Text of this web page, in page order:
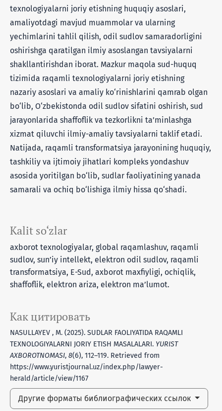
Kalit so‘zlar
axborot texnologiyalar, global raqamlashuv, raqamli
sudlov, sun’iy intellekt, elektron odil sudlov, raqamli
transformatsiya, E-Sud, axborot maxfiyligi, ochiqlik,
shaffoflik, elektron ariza, elektron ma’lumot.
Как цитировать
NASULLAYEV , M. (2025). SUDLAR FAOLIYATIDA RAQAMLI
TEXNOLOGIYALARNI JORIY ETISH MASALALARI. YURIST
AXBOROTNOMASI, 8(6), 112–119. Retrieved from
https://www.yuristjournal.uz/index.php/lawyer-
herald/article/view/1167
Другие форматы библиографических ссылок
texnologiyalarni joriy etishning huquqiy asoslari,
amaliyotdagi mavjud muammolar va ularning
yechimlarini tahlil qilish, odil sudlov samaradorligini
oshirishga qaratilgan ilmiy asoslangan tavsiyalarni
shakllantirishdan iborat. Mazkur maqola sud-huquq
tizimida raqamli texnologiyalarni joriy etishning
nazariy asoslari va amaliy ko‘rinishlarini qamrab olgan
bo‘lib, O‘zbekistonda odil sudlov sifatini oshirish, sud
jarayonlarida shaffoflik va tezkorlikni ta’minlashga
xizmat qiluvchi ilmiy-amaliy tavsiyalarni taklif etadi.
Natijada, raqamli transformatsiya jarayonining huquqiy,
tashkiliy va ijtimoiy jihatlari kompleks yondashuv
asosida yoritilgan bo‘lib, sudlar faoliyatining yanada
samarali va ochiq bo‘lishiga ilmiy hissa qo‘shadi.